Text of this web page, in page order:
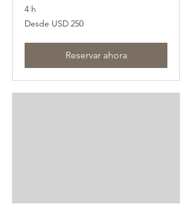
4 h
Desde
250
Desde USD 250
Reservar ahora